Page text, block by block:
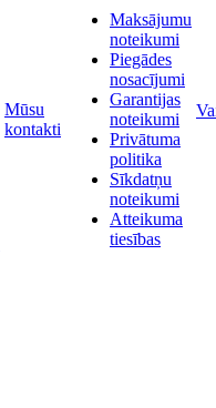
Mūsu
kontakti
Maksājumu
noteikumi
Piegādes
nosacījumi
Garantijas
noteikumi
Privātuma
politika
Sīkdatņu
noteikumi
Atteikuma
tiesības